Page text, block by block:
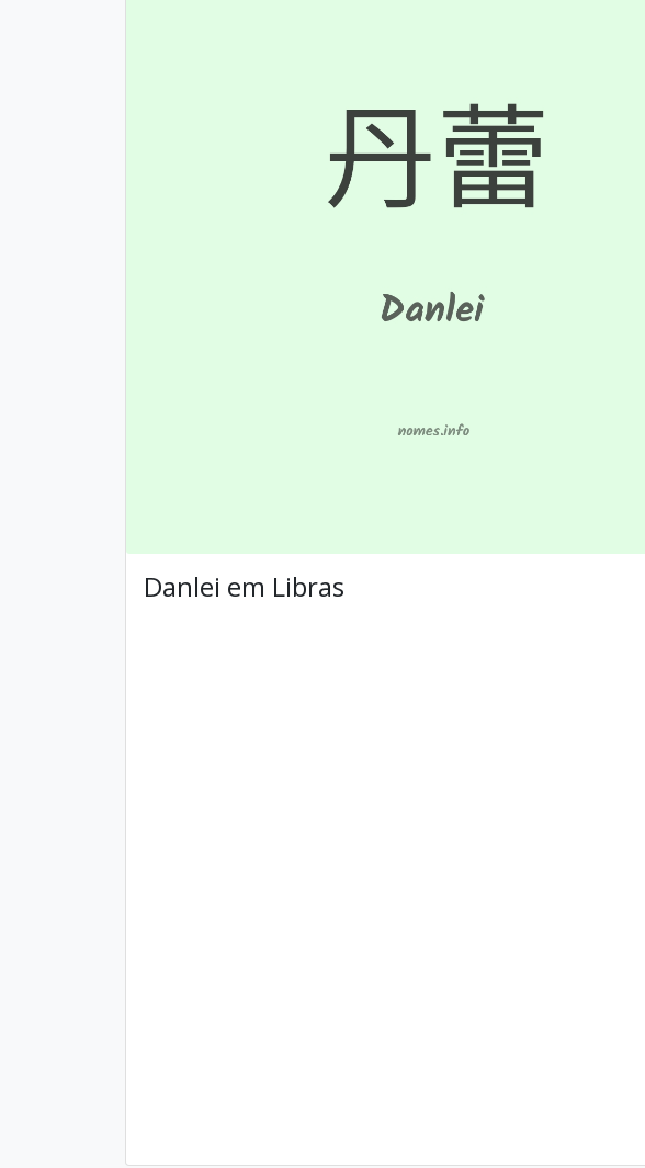
Danlei em Libras